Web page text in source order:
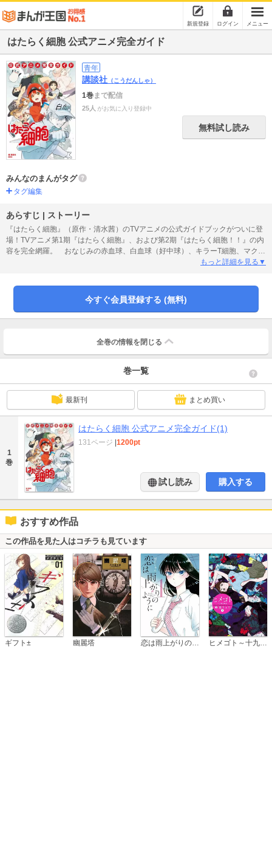
新規登録 ログイン メニュー
はたらく細胞 公式アニメ完全ガイド
青年
講談社 （こうだんしゃ）
1巻まで配信
25人 がお気に入り登録中
無料試し読み
みんなのまんがタグ
タグ編集
あらすじ | ストーリー
『はたらく細胞』（原作・清水茜）のTVアニメの公式ガイドブックがついに登
場！TVアニメ第1期『はたらく細胞』、および第2期『はたらく細胞！！』の内
容を完全網羅。 おなじみの赤血球、白血球（好中球）、キラーT細胞、マクロ
ファージをはじめ、体内で活躍する細胞たち、外敵となる細菌やウイルス、ア
収録。さらに、貴重な設定資料やギャラリーに加え、TVアニメを手がけた鈴木
健一監督（第1期）、小倉宏文監督（第2期）や、花澤香菜（赤血球 役）、前野
作＆アニメのファン必携の超保存版です！
もっと詳細を見る▼
今すぐ会員登録する (無料)
全巻の情報を 閉じる
巻一覧
最新刊 まとめ買い
1
巻
はたらく細胞 公式アニメ完全ガイド(1)
131ページ |1200pt
試し読み 購入する
おすすめ作品
この作品を見た人はコチラも見ています
ギフト± 幽麗塔 ヒメゴト～十九歳の制服～